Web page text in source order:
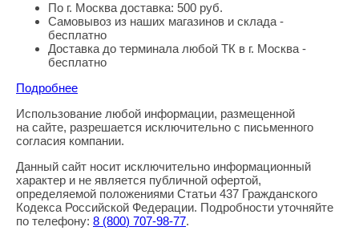
По г. Москва доставка: 500 руб.
Самовывоз из наших магазинов и склада -
бесплатно
Доставка до терминала любой ТК в г. Москва -
бесплатно
Подробнее
Правовая информация
Использование любой информации, размещенной
на сайте, разрешается исключительно с письменного
согласия компании.
Данный сайт носит исключительно информационный
характер и не является публичной офертой,
определяемой положениями Статьи 437 Гражданского
Кодекса Российской Федерации. Подробности уточняйте
по телефону: 8 (800) 707-98-77.